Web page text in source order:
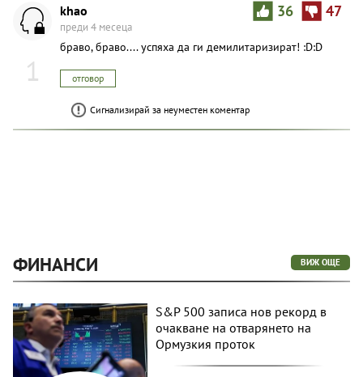
1
36 47
khao
преди 4 месеца
браво, браво.... успяха да ги демилитаризират! :D:D
отговор
Сигнализирай за неуместен коментар
ФИНАНСИ ВИЖ ОЩЕ
S&P 500 записа нов рекорд в
очакване на отварянето на
Ормузкия проток